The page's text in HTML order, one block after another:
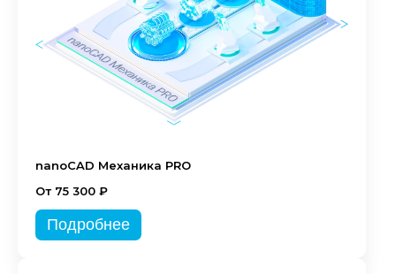
nanoCAD Механика PRO
От 75 300 ₽
Подробнее